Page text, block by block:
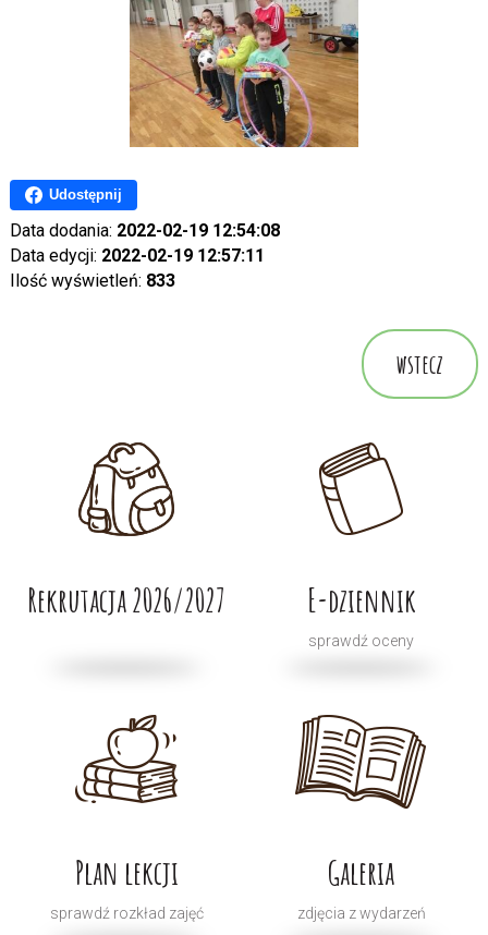
Udostępnij
Data dodania: 2022-02-19 12:54:08
Data edycji: 2022-02-19 12:57:11
Ilość wyświetleń: 833
wstecz
Rekrutacja 2026/2027 E-dziennik
sprawdź oceny
Plan lekcji
sprawdź rozkład zajęć
Galeria
zdjęcia z wydarzeń